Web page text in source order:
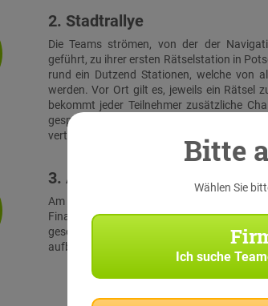
2. Stadtrallye
Die Teams strömen, von der der
geführt, zu ihrer ersten Rätselstation in
rund ein Dutzend Stationen, welche von
werden. Vor Ort gilt es, jeweils ein Rätsel
bekommt jeder Teilnehmer zusätzliche
gespielt. Diese Aufgaben entsprechen
verteilten Teilnehmer-Rollen.
3. Abschluss & Schatzfund
Am Finalort treffen alle Teams wieder
Finale müssen die Teilnehmer noch
geschickte Kombination der
aufbauenden Rätsel gemeinsam den
Bitte
Wählen Sie
Ich suche